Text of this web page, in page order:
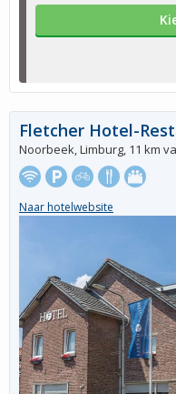
Fletcher Hotel-
Noorbeek, Limburg, 11 km
Naar hotelwebsite